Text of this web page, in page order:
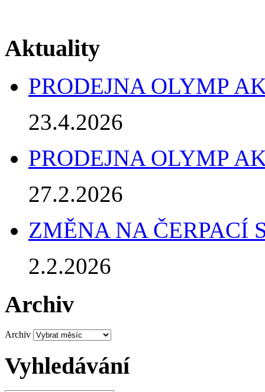
Aktuality
PRODEJNA OLYMP
23.4.2026
PRODEJNA OLYMP
27.2.2026
ZMĚNA NA ČERPACÍ
2.2.2026
Archiv
Archiv
Vyhledávání